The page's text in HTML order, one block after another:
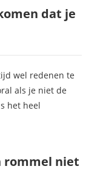
dat je
wel redenen te
als je niet de
het heel
rommel niet